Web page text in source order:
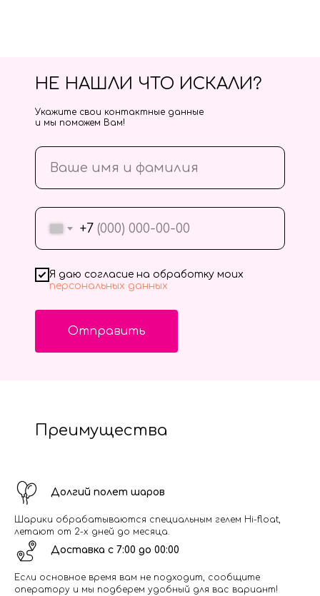
+7
Я даю согласие на обработку моих
персональных данных
Отправить
НЕ НАШЛИ ЧТО ИСКАЛИ?
Укажите свои контактные данные
и мы поможем Вам!
Преимущества
Долгий полет шаров
Шарики обрабатываются специальным гелем Hi-float,
летают от 2-х дней до месяца.
Доставка с 7:00 до 00:00
Если основное время вам не подходит, сообщите
оператору и мы подберем удобный для вас вариант!